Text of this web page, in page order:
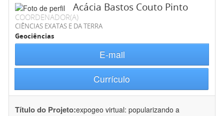
Acácia Bastos Couto Pinto
COORDENADOR(A)
CIÊNCIAS EXATAS E DA TERRA
Geociências
E-mail
Currículo
Título do Projeto:expogeo virtual: popularizando a